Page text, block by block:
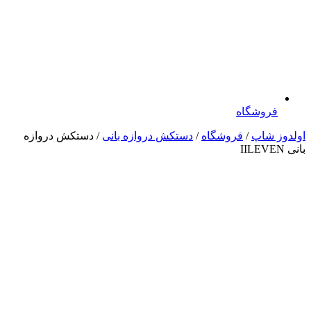
فروشگاه
اولدوز شاپ / فروشگاه / دستکش دروازه بانی / دستکش دروازه
بانی IILEVEN